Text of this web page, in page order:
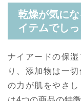
乾燥が気に
イテムでし
ナイアードの保
り、添加物は一
の力が肌をやさ